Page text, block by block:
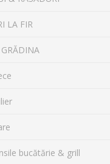
LA FIR
bucătărie & grill